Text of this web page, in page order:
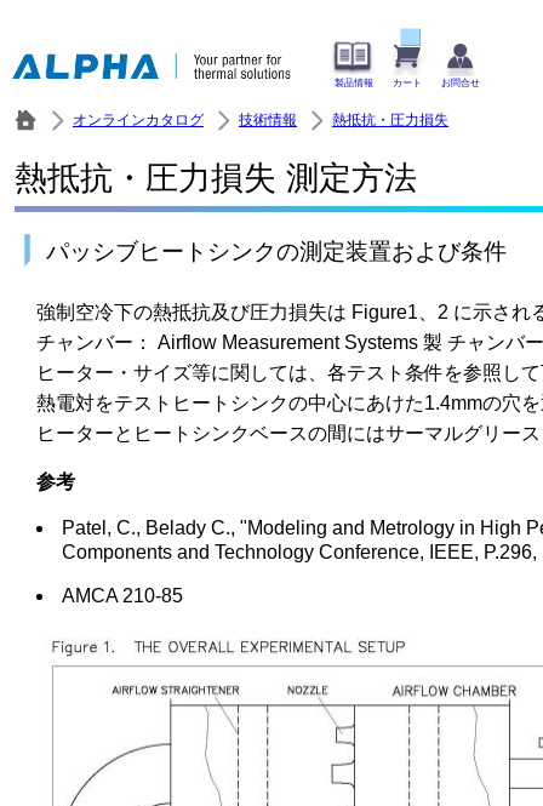
製品情報 カート お問合せ
オンラインカタログ 技術情報 熱抵抗・圧力損失
熱抵抗・圧力損失 測定方法
パッシブヒートシンクの測定装置および条件
強制空冷下の熱抵抗及び圧力損失は Figure1、2 に示され
チャンバー： Airflow Measurement Systems 製 チャンバ
ヒーター・サイズ等に関しては、各テスト条件を参照し
熱電対をテストヒートシンクの中心にあけた1.4mmの穴
ヒーターとヒートシンクベースの間にはサーマルグリー
参考
Patel, C., Belady C., "Modeling and Metrology in High
Components and Technology Conference, IEEE,
AMCA 210-85